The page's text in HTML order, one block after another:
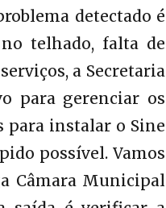
detectado é
telhado, falta de
a Secretaria
para gerenciar os
para instalar o Sine
possível. Vamos
Câmara Municipal